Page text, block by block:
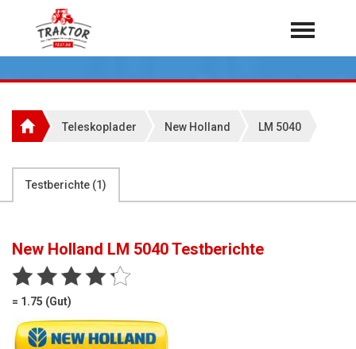
Home
Rundballenpressen
Teleskoplader
Rasentraktoren
Über 7.000 Testberichte
Teleskoplader New Holland LM 5040
Testberichte (1)
New Holland LM 5040Testberichte
= 1.75 (Gut)